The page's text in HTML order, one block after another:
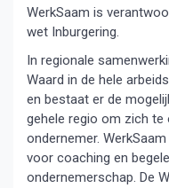
WerkSaam is
wet Inburgering.
In regionale
Waard in de hele
en bestaat er de
gehele regio om zich
ondernemer.
voor coaching en
ondernemerschap. De